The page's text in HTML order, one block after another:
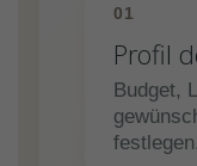
01
Profil
Budget,
festlegen.